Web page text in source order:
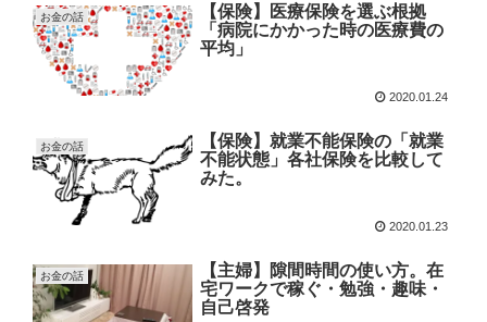
お金の話
【保険】医療保険を選ぶ根拠
「病院にかかった時の医療費の
平均」
2020.01.24
お金の話
【保険】就業不能保険の「就業
不能状態」各社保険を比較して
みた。
2020.01.23
お金の話
【主婦】隙間時間の使い方。在
宅ワークで稼ぐ・勉強・趣味・
自己啓発